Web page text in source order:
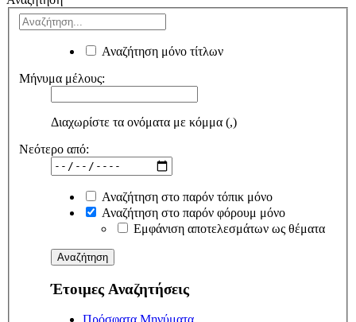
Αναζήτηση μόνο τίτλων
Μήνυμα μέλους:
Διαχωρίστε τα ονόματα με κόμμα (,)
Νεότερο από:
Αναζήτηση στο παρόν τόπικ μόνο
Αναζήτηση στο παρόν φόρουμ μόνο
Εμφάνιση αποτελεσμάτων ως θέματα
Έτοιμες Αναζητήσεις